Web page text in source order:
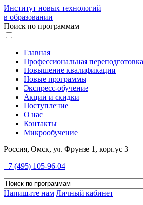
Институт новых технологий
в образовании
Поиск по программам
Главная
Профессиональная переподготовка
Повышение квалификации
Новые программы
Экспресс-обучение
Акции и скидки
Поступление
О нас
Контакты
Микрообучение
Россия, Омск, ул. Фрунзе 1, корпус 3
+7 (495) 105-96-04
Напишите нам Личный кабинет